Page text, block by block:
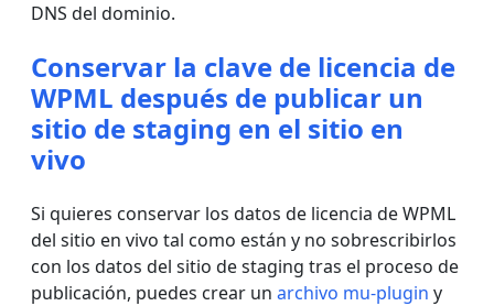
DNS del dominio.
Conservar la clave de licencia de
WPML después de publicar un
sitio de staging en el sitio en
vivo
Si quieres conservar los datos de licencia de WPML
del sitio en vivo tal como están y no sobrescribirlos
con los datos del sitio de staging tras el proceso de
publicación, puedes crear un archivo mu-plugin y